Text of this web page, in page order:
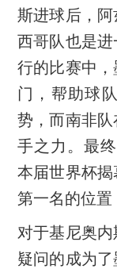
斯进球后，
西哥队也是
行的比赛中
门，帮助球
势，而南非
手之力。最
本届世界杯
第一名的位置
对于基尼奥
疑问的成为